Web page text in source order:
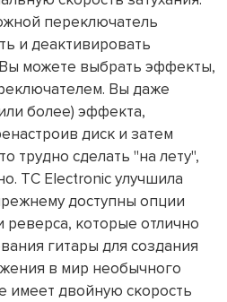
переключатель
и деактивировать
можете выбрать эффекты,
Вы даже
более) эффекта,
диск и затем
трудно сделать "на лету",
TC Electronic улучшила
доступны опции
реверса, которые отлично
гитары для создания
в мир необычного
имеет двойную скорость